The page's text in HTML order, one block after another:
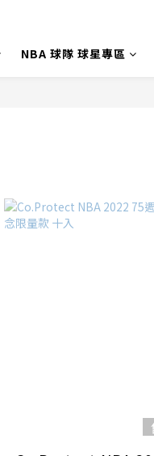
NBA 球隊 球星專區